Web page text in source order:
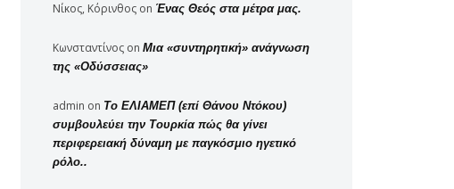
Νίκος, Κόρινθος on Ένας Θεός στα μέτρα μας.
Κωνσταντίνος on Μια «συντηρητική» ανάγνωση
της «Οδύσσειας»
admin on Το ΕΛΙΑΜΕΠ (επί Θάνου Ντόκου)
συμβουλεύει την Τουρκία πώς θα γίνει
περιφερειακή δύναμη με παγκόσμιο ηγετικό
ρόλο..